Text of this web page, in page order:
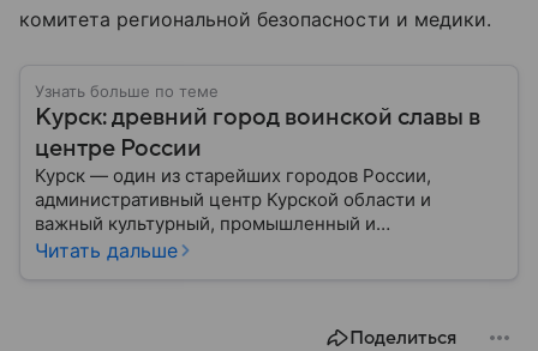
комитета региональной безопасности и медики.
Узнать больше по теме
Курск: древний город воинской славы в
центре России
Курск — один из старейших городов России,
административный центр Курской области и
важный культурный, промышленный и
транспортный узел Центральной России. Город
Читать дальше
Поделиться